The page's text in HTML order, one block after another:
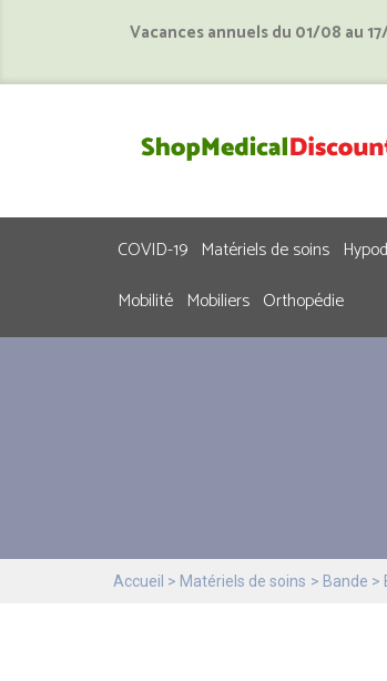
Vacances annuels du 01/08 au
COVID-19 Matériels de soins
Mobilité Mobiliers Orthopédie
Accueil Matériels de soins Bande